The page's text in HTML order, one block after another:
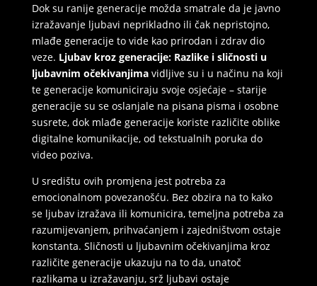
Dok su ranije generacije možda smatrale da je javno
izražavanje ljubavi neprikladno ili čak nepristojno,
mlađe generacije to vide kao prirodan i zdrav dio
veze. Ljubav kroz generacije: Razlike i sličnosti u
ljubavnim očekivanjimavidljive su i u načinu na koji
te generacije komuniciraju svoje osjećaje – starije
generacije su se oslanjale na pisana pisma i osobne
susrete, dok mlađe generacije koriste različite oblike
digitalne komunikacije, od tekstualnih poruka do
video poziva.
U središtu ovih promjena jest potreba za
emocionalnom povezanošću. Bez obzira na to kako
se ljubav izražava ili komunicira, temeljna potreba za
razumijevanjem, prihvaćanjem i zajedništvom ostaje
konstanta. Sličnosti u ljubavnim očekivanjima kroz
različite generacije ukazuju na to da, unatoč
razlikama u izražavanju, srž ljubavi ostaje